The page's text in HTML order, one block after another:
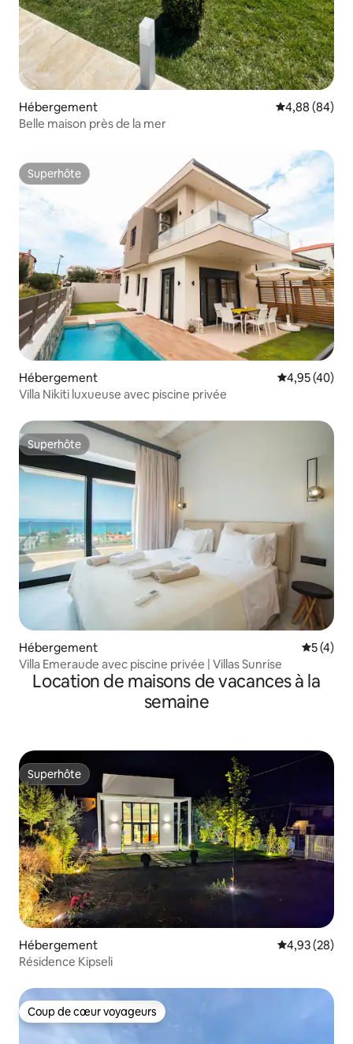
Hébergement Évaluation
4,88 (84)
Belle maison près de la mer
Superhôte
Superhôte
Hébergement Évaluation
4,95 (40)
Villa Nikiti luxueuse avec piscine privée
Superhôte
Superhôte
Hébergement
5 (4)
Villa Emeraude avec piscine privée | Villas Sunrise
Location de maisons de vacances à la
semaine
Superhôte
Superhôte
Hébergement Évaluation
4,93 (28)
Résidence Kipseli
Coup de cœur voyageurs
Coup de cœur voyageurs